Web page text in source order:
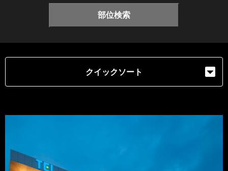
部位検索
クイックソート